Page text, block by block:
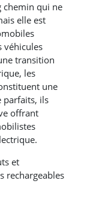
chemin qui ne
elle est
véhicules
transition
les
une
parfaits, ils
offrant
et
rechargeables